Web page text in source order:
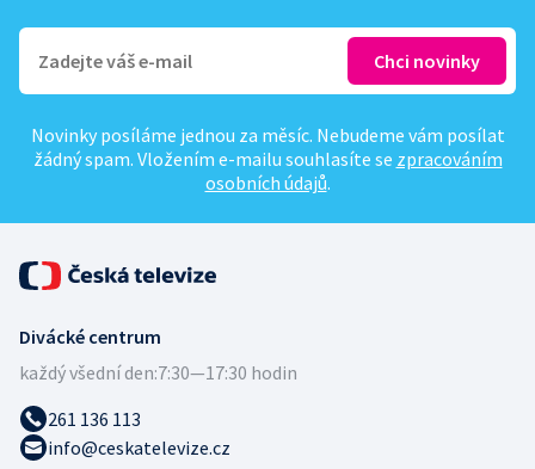
Novinky posíláme jednou za měsíc. Nebudeme vám posílat
žádný spam. Vložením e-mailu souhlasíte se zpracováním
osobních údajů.